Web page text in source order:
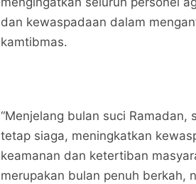
dan kewaspadaan dalam
kamtibmas.
“Menjelang bulan suci
tetap siaga, meningkatkan
keamanan dan ketertiban
merupakan bulan penuh berkah,